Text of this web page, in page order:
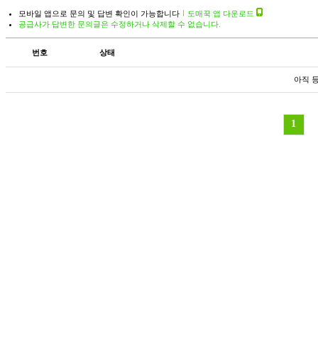
모바일 앱으로 문의 및 답변 확인이 가능합니다
도매꾹 앱 다운로드
공급사가 답변한 문의글은 수정하거나 삭제할 수 없습니다.
번호 상태
아직
1